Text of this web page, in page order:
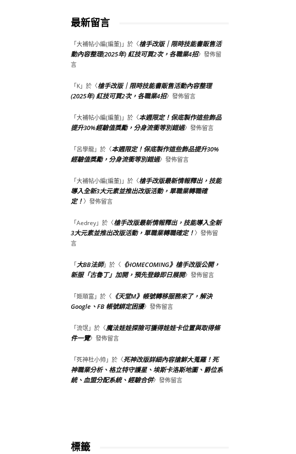
最新留言
「大補帖小編(編董) 」於〈槍手改版｜限時技能書販售活
動內容整理(2025年) 紅技可買2次，各職業4招〉發佈留
言
「K」於〈槍手改版｜限時技能書販售活動內容整理
(2025年) 紅技可買2次，各職業4招〉發佈留言
「大補帖小編(編董) 」於〈本週限定！保底製作這些飾品
提升30%經驗值獎勵，分身流衝等別錯過〉發佈留言
「呂學龍」於〈本週限定！保底製作這些飾品提升30%
經驗值獎勵，分身流衝等別錯過〉發佈留言
「大補帖小編(編董) 」於〈槍手改版最新情報釋出，技能
導入全新3大元素並推出改版活動，單職業轉職確
定！〉發佈留言
「Aedrey」於〈槍手改版最新情報釋出，技能導入全新
3大元素並推出改版活動，單職業轉職確定！〉發佈留
言
「大BB法師」於〈 《HOMECOMING》槍手改版公開，
新服「古魯丁」加開，預先登錄即日展開〉發佈留言
「姬順富 」於〈 《天堂M》帳號轉移服務來了，解決
Google、FB 帳號綁定困擾〉發佈留言
「流氓」於〈魔法娃娃探險可獲得娃娃卡位置與取得條
件一覽〉發佈留言
「死神杜小帅 」於〈死神改版詳細內容搶鮮大蒐羅！死
神職業分析、格立特守護星、埃斯卡洛斯地圖、爵位系
統、血盟分配系統、經驗合併〉發佈留言
標籤